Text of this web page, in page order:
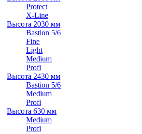
Protect
X-Line
Высота 2030 мм
Bastion 5/6
Fine
Light
Medium
Profi
Высота 2430 мм
Bastion 5/6
Medium
Profi
Высота 630 мм
Medium
Profi